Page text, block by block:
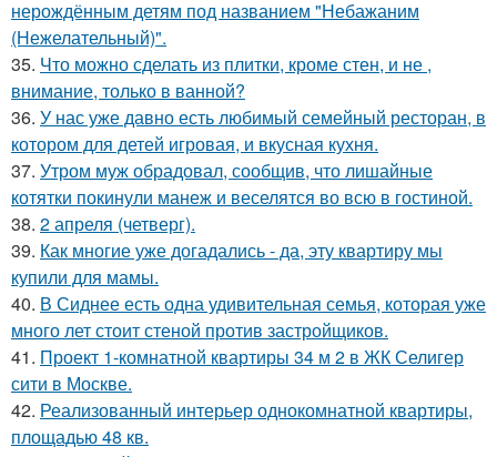
нерождённым детям под названием "Небажаним
(Нежелательный)".
35. Что можно сделать из плитки, кроме стен, и не ,
внимание, только в ванной?
36. У нас уже давно есть любимый семейный ресторан, в
котором для детей игровая, и вкусная кухня.
37. Утром муж обрадовал, сообщив, что лишайные
котятки покинули манеж и веселятся во всю в гостиной.
38. 2 апреля (четверг).
39. Как многие уже догадались - да, эту квартиру мы
купили для мамы.
40. В Сиднее есть одна удивительная семья, которая уже
много лет стоит стеной против застройщиков.
41. Проект 1-комнатной квартиры 34 м 2 в ЖК Селигер
сити в Москве.
42. Реализованный интерьер однокомнатной квартиры,
площадью 48 кв.